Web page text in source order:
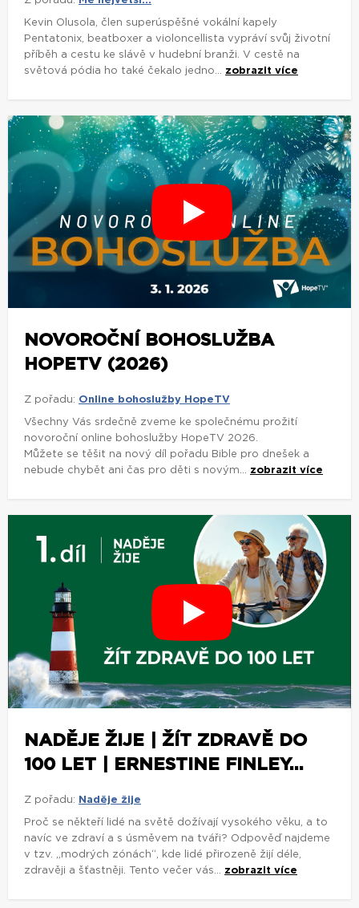
Kevin Olusola, člen superúspěšné vokální kapely
Pentatonix, beatboxer a violoncellista vypráví svůj životní
příběh a cestu ke slávě v hudební branži. V cestě na
světová pódia ho také čekalo jedno... zobrazit více
NOVOROČNÍ BOHOSLUŽBA
HOPETV (2026)
Z pořadu: Online bohoslužby HopeTV
Všechny Vás srdečně zveme ke společnému prožití
novoroční online bohoslužby HopeTV 2026.
Můžete se těšit na nový díl pořadu Bible pro dnešek a
nebude chybět ani čas pro děti s novým... zobrazit více
NADĚJE ŽIJE | ŽÍT ZDRAVĚ DO
100 LET | ERNESTINE FINLEY...
Z pořadu: Naděje žije
Proč se někteří lidé na světě dožívají vysokého věku, a to
navíc ve zdraví a s úsměvem na tváři? Odpověď najdeme
v tzv. „modrých zónách“, kde lidé přirozeně žijí déle,
zdravěji a šťastněji. Tento večer vás... zobrazit více